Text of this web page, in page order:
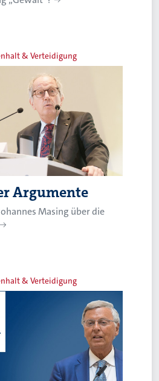
& Verteidigung
Argumente
Masing über die
& Verteidigung